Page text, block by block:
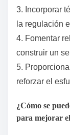
3. Incorporar
la regulación
4. Fomentar
construir un
5.
reforzar el
¿Cómo se
para mejorar